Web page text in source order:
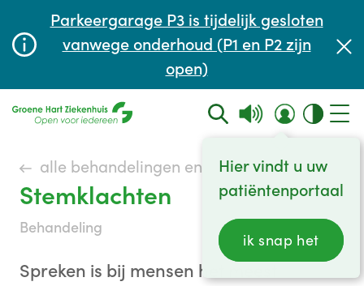
Parkeergarage P3 is tijdelijk gesloten
vanwege onderhoud (P1 en P2 zijn
open)
Hier vindt u uw
patiëntenportaal
ik snap het
Wachttijden
alle behandelingen en onderzoeken
Stemklachten
behandeling
Spreken is bij mensen het meest